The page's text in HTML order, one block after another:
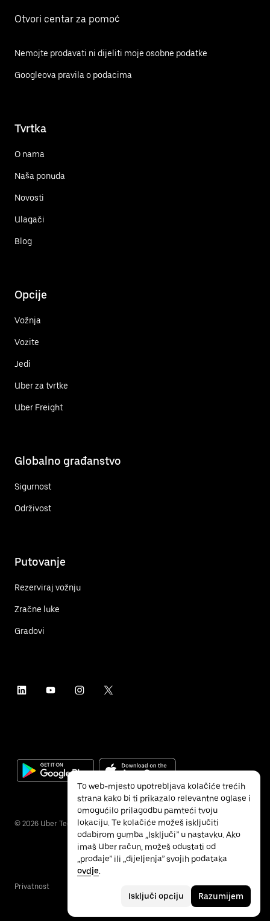
Otvori centar za pomoć
Nemojte prodavati ni dijeliti moje osobne podatke
Googleova pravila o podacima
Tvrtka
O nama
Naša ponuda
Novosti
Ulagači
Blog
Opcije
Vožnja
Vozite
Jedi
Uber za tvrtke
Uber Freight
Globalno građanstvo
Sigurnost
Održivost
Putovanje
Rezerviraj vožnju
Zračne luke
Gradovi
© 2026 Uber Technologies Inc.
Privatnost
To web-mjesto upotrebljava kolačiće trećih
strana kako bi ti prikazalo relevantne oglase i
omogućilo prilagodbu pamteći tvoju
lokaciju. Te kolačiće možeš isključiti
odabirom gumba „Isključi” u nastavku. Ako
imaš Uber račun, možeš odustati od
„prodaje” ili „dijeljenja” svojih podataka
ovdje.
Isključi opciju Razumijem